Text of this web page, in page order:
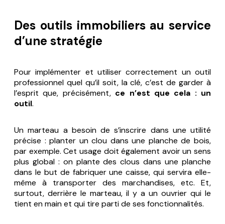
Des outils immobiliers au service
d’une stratégie
Pour implémenter et utiliser correctement un outil
professionnel quel qu’il soit, la clé, c’est de garder à
l’esprit que, précisément, ce n’est que cela : un
outil.
Un marteau a besoin de s’inscrire dans une utilité
précise : planter un clou dans une planche de bois,
par exemple. Cet usage doit également avoir un sens
plus global : on plante des clous dans une planche
dans le but de fabriquer une caisse, qui servira elle-
même à transporter des marchandises, etc. Et,
surtout, derrière le marteau, il y a un ouvrier qui le
tient en main et qui tire parti de ses fonctionnalités.